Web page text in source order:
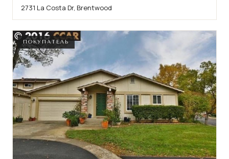
2731 La Costa Dr, Brentwood
ПОКУПАТЕЛЬ